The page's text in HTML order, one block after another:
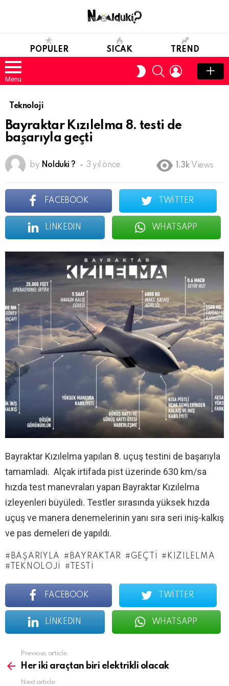
POPULER SICAK TREND
Menu
SWITCH
SKIN
SEARCHLOGIN
Teknoloji
Bayraktar Kızılelma 8. testi de
başarıyla geçti
by Nolduki ? 3 yıl önce 1.3k Views
FACEBOOK TWITTER
LINKEDIN WHATSAPP
Bayraktar Kızılelma yapılan 8. uçuş testini de başarıyla
tamamladı. Alçak irtifada pist üzerinde 630 km/sa
hızda test manevraları yapan Bayraktar Kızılelma
izleyenleri büyüledi. Testler sırasında yüksek hızda
uçuş ve manera denemelerinin yanı sıra seri iniş-kalkış
ve pas demeleri de yapıldı.
BAŞARIYLA BAYRAKTAR GEÇTI
KIZILELMA
TEKNOLOJI
TESTI
FACEBOOK TWITTER
LINKEDIN WHATSAPP
more
Previous article
Her iki araçtan biri elektrikli olacak
Next article